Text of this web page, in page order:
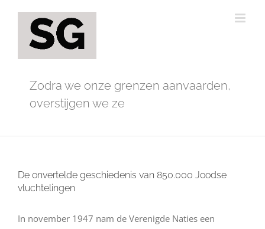
Zodra we onze grenzen aanvaarden,
overstijgen we ze
De onvertelde geschiedenis van 850.000 Joodse
vluchtelingen
In november 1947 nam de Verenigde Naties een